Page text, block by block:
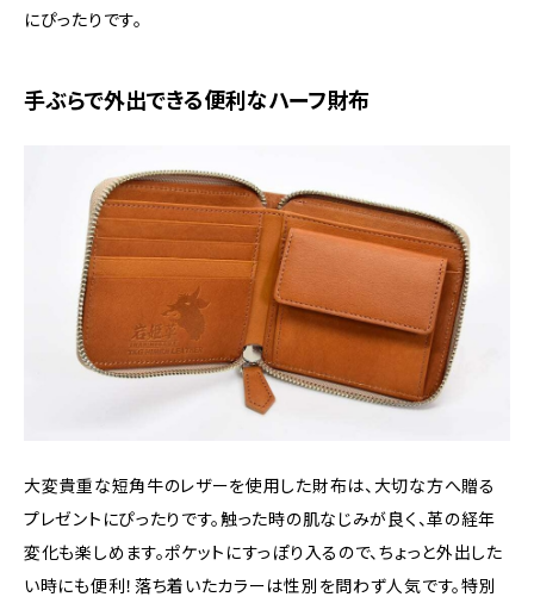
にぴったりです。
手ぶらで外出できる便利なハーフ財布
大変貴重な短角牛のレザーを使用した財布は、大切な方へ贈る
プレゼントにぴったりです。触った時の肌なじみが良く、革の経年
変化も楽しめます。ポケットにすっぽり入るので、ちょっと外出した
い時にも便利！落ち着いたカラーは性別を問わず人気です。特別